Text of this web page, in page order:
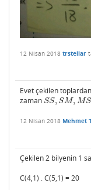
12 Nisan 2018 trstellar
Evet çekilen
zaman SS, SM, MS
SS,SM,MS
12 Nisan 2018 Mehmet
Çekilen 2 bilyenin 1
C(4,1) . C(5,1) = 20